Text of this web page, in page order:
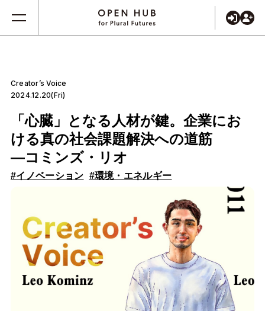
Creator’s Voice
2024.12.20(Fri)
「心臓」となる人材が鍵。企業にお
ける真の社会課題解決への道筋
―コミンズ・リオ
#イノベーション #環境・エネルギー